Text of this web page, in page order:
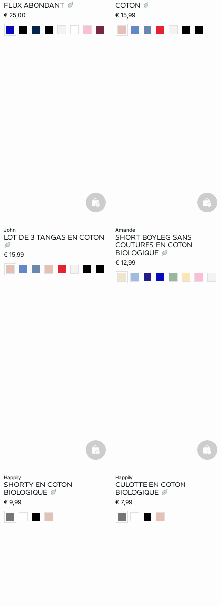
FLUX ABONDANT
€ 25,00
COTON
€ 15,99
john
LOT DE 3 TANGAS EN COTON
€ 15,99
basketfull
amande
SHORT BOYLEG SANS
COUTURES EN COTON
BIOLOGIQUE
€ 12,99
happily
SHORTY EN COTON
BIOLOGIQUE
€ 9,99
basketfull
happily
CULOTTE EN COTON
BIOLOGIQUE
€ 7,99